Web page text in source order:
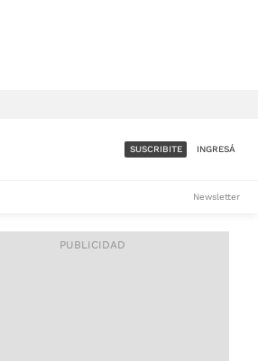
ACCESO FULL - $1.800/MES
SUSCRIBITE INGRESÁ
Newsletter